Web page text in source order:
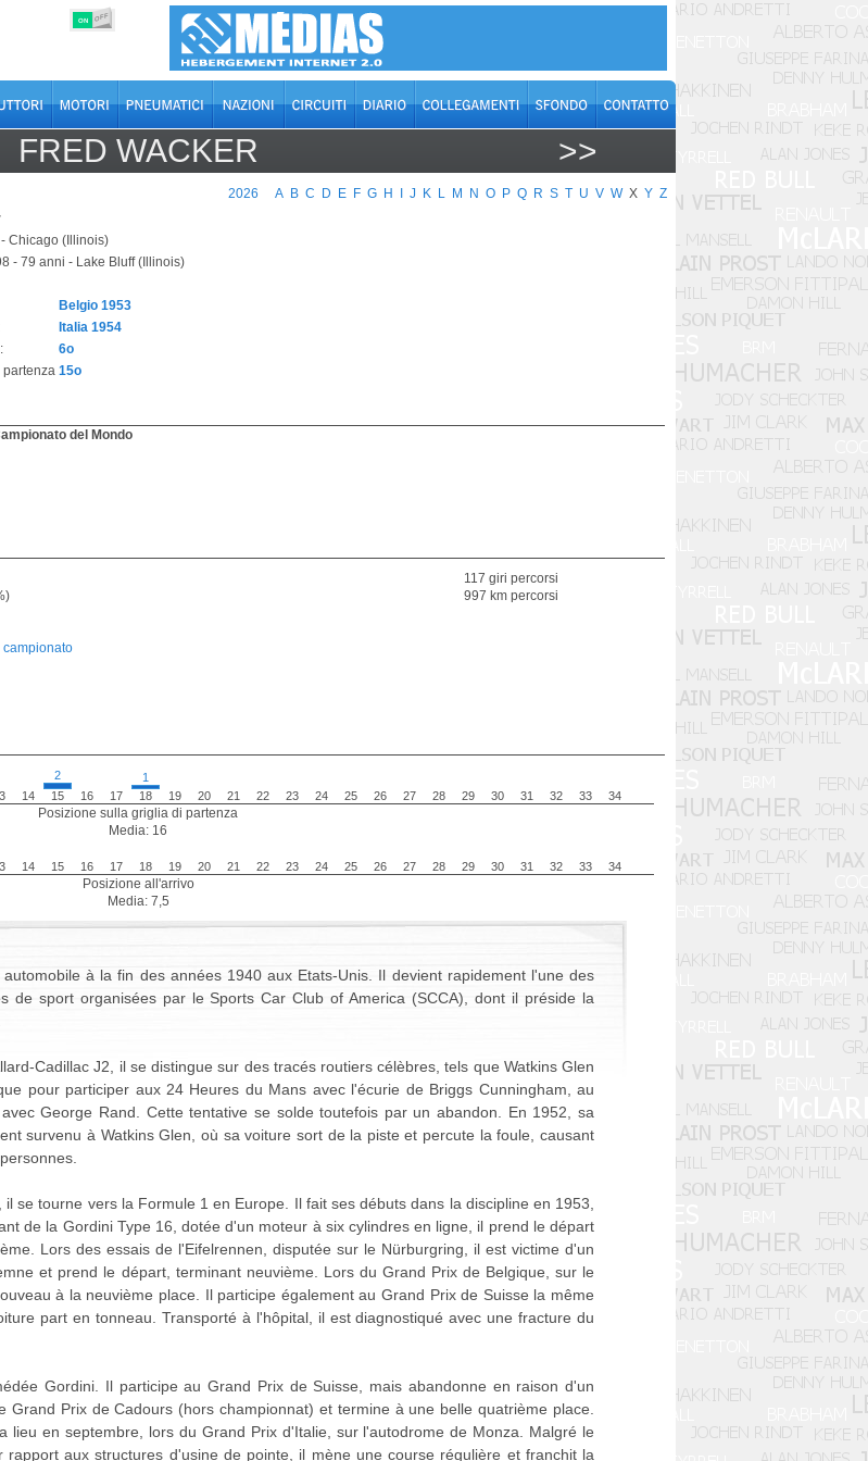
ON OFF
FRED WACKER >>
2026 A B C D E F G H J K L M N O P Q R S T U V W X Y Z
Chicago (Illinois)
- 79 anni - Lake Bluff (Illinois)
Belgio 1953
Italia 1954
6o
partenza 15o
del Mondo
117 giri percorsi
997 km percorsi
14
2
15
16 17
1
18
19 20 21 22 23 24 25 26 27 28 29 30 31 32 33 34
Posizione sulla griglia di partenza
Media: 16
14 15 16 17 18 19 20 21 22 23 24 25 26 27 28 29 30 31 32 33 34
Posizione all'arrivo
Media: 7,5
à la fin des années 1940 aux Etats-Unis. Il devient rapidement l'une des
de sport organisées par le Sports Car Club of America (SCCA), dont il préside la
Cadillac J2, il se distingue sur des tracés routiers célèbres, tels que Watkins Glen
pour participer aux 24 Heures du Mans avec l'écurie de Briggs Cunningham, au
George Rand. Cette tentative se solde toutefois par un abandon. En 1952, sa
survenu à Watkins Glen, où sa voiture sort de la piste et percute la foule, causant
se tourne vers la Formule 1 en Europe. Il fait ses débuts dans la discipline en 1953,
de la Gordini Type 16, dotée d'un moteur à six cylindres en ligne, il prend le départ
Lors des essais de l'Eifelrennen, disputée sur le Nürburgring, il est victime d'un
et prend le départ, terminant neuvième. Lors du Grand Prix de Belgique, sur le
à la neuvième place. Il participe également au Grand Prix de Suisse la même
part en tonneau. Transporté à l'hôpital, il est diagnostiqué avec une fracture du
Gordini. Il participe au Grand Prix de Suisse, mais abandonne en raison d'un
Grand Prix de Cadours (hors championnat) et termine à une belle quatrième place.
lieu en septembre, lors du Grand Prix d'Italie, sur l'autodrome de Monza. Malgré le
aux structures d'usine de pointe, il mène une course régulière et franchit la